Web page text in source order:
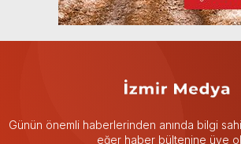
Günün önemli haberlerinden anında bilgi
eğer haber bültenine üye